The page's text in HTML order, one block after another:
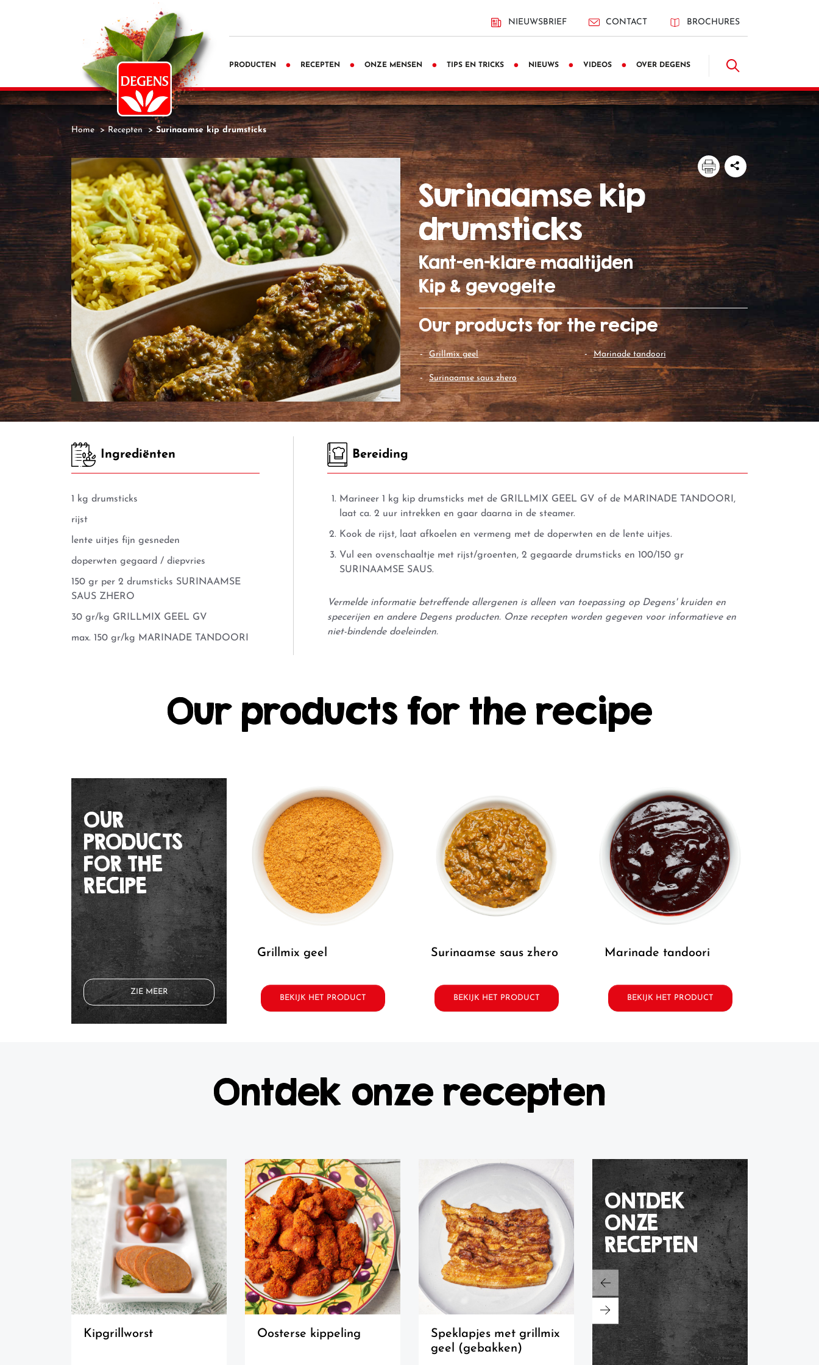
NIEUWSBRIEF CONTACT BROCHURES
PRODUCTEN RECEPTEN ONZE MENSEN TIPS EN TRICKS NIEUWS VIDEOS OVER DEGENS
Home Recepten Surinaamse kip drumsticks
surinaamse kip
drumsticks
Kant-en-klare maaltijden
Kip & gevogelte
Our products for the recipe
grillmix geel
surinaamse saus zhero
marinade tandoori
Ingrediënten
1 kg drumsticks
rijst
lente uitjes fijn gesneden
doperwten gegaard / diepvries
150 gr per 2 drumsticks SURINAAMSE
SAUS ZHERO
30 gr/kg GRILLMIX GEEL GV
max. 150 gr/kg MARINADE TANDOORI
Bereiding
Marineer 1 kg kip drumsticks met de GRILLMIX GEEL GV of de MARINADE TANDOORI,
laat ca. 2 uur intrekken en gaar daarna in de steamer.
Kook de rijst, laat afkoelen en vermeng met de doperwten en de lente uitjes.
Vul een ovenschaaltje met rijst/groenten, 2 gegaarde drumsticks en 100/150 gr
SURINAAMSE SAUS.
Vermelde informatie betreffende allergenen is alleen van toepassing op Degens' kruiden en
specerijen en andere Degens producten. Onze recepten worden gegeven voor informatieve en
niet-bindende doeleinden.
Our products for the recipe
OUR
PRODUCTS
FOR THE
RECIPE
ZIE MEER
grillmix geel
BEKIJK HET PRODUCT
surinaamse saus zhero
BEKIJK HET PRODUCT
marinade tandoori
BEKIJK HET PRODUCT
Ontdek onze recepten
ONTDEK
ONZE
RECEPTEN
kipgrillworst oosterse kippeling
speklapjes met grillmix
geel (gebakken)
boeren ovenspek